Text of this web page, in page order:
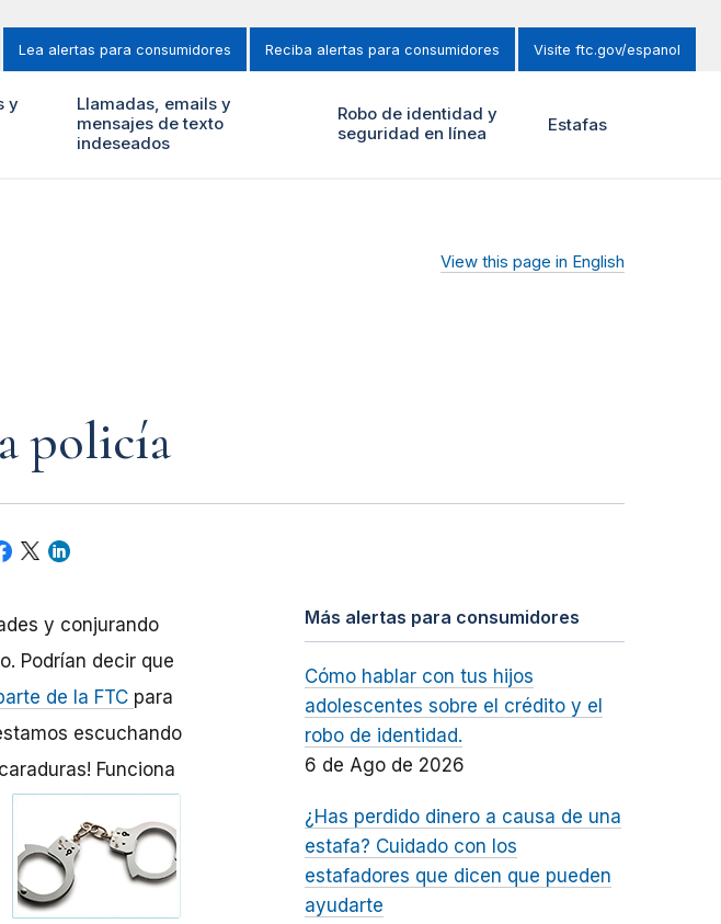
Lea alertas para consumidores Reciba alertas para consumidores Visite ftc.gov/espanol
y
Llamadas, emails y
mensajes de texto
indeseados
Robo de identidad y
seguridad en línea
Estafas
View this page in English
policía
y conjurando
Podrían decir que
de la FTC para
escuchando
Funciona
Más alertas para consumidores
Cómo hablar con tus hijos
adolescentes sobre el crédito y el
robo de identidad.
6 de Ago de 2026
¿Has perdido dinero a causa de una
estafa? Cuidado con los
estafadores que dicen que pueden
ayudarte